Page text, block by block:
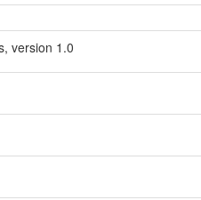
version 1.0